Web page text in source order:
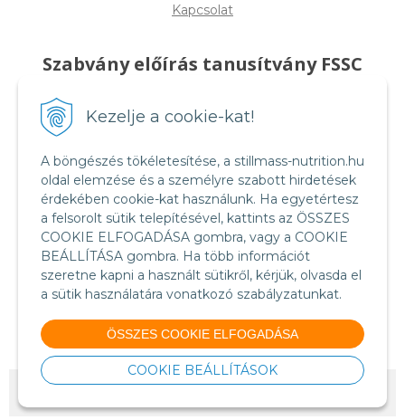
Kezelje a cookie-kat!
A böngészés tökéletesítése, a stillmass-nutrition.hu
oldal elemzése és a személyre szabott hirdetések
érdekében cookie-kat használunk. Ha egyetértesz
a felsorolt sütik telepítésével, kattints az ÖSSZES
COOKIE ELFOGADÁSA gombra, vagy a COOKIE
BEÁLLÍTÁSA gombra. Ha több információt
szeretne kapni a használt sütikről, kérjük, olvasda el
a sütik használatára vonatkozó szabályzatunkat.
ÖSSZES COOKIE ELFOGADÁSA
COOKIE BEÁLLÍTÁSOK
Kapcsolat
Szabvány előírás tanusítvány FSSC
Food Safety System Certification FSSC 22000
(English version)
© 2026 StillMass-Nutrition.HU •NextShop&e-shop Pohoda Connector